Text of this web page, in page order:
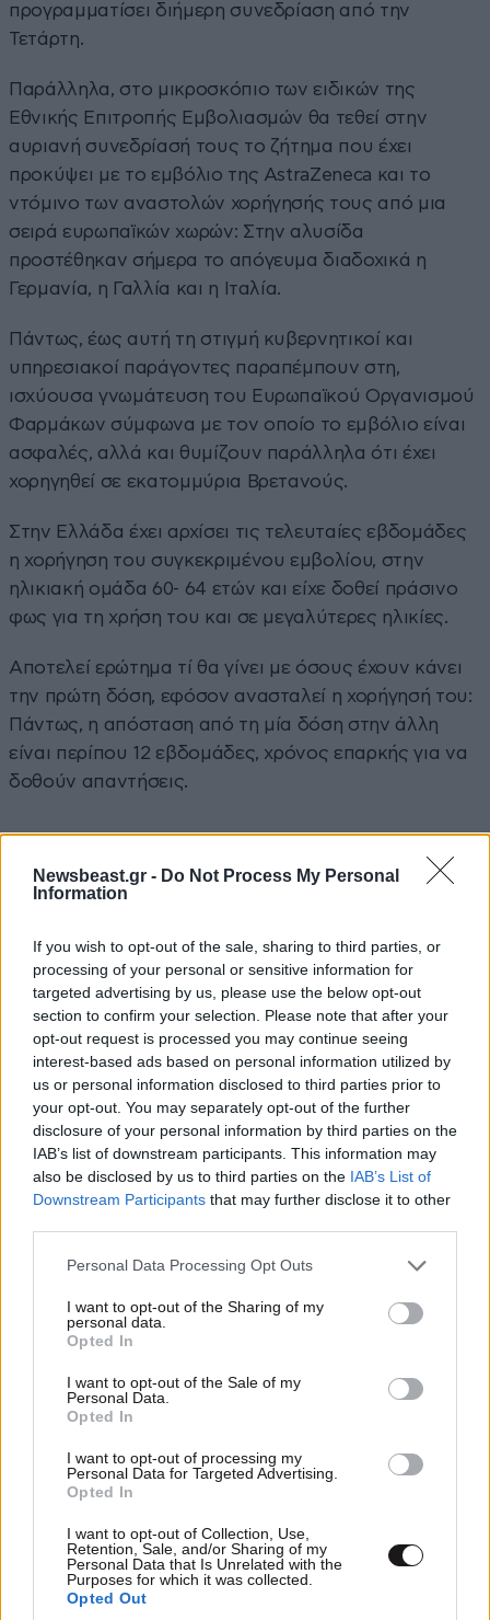
Newsbeast.gr - Do Not Process My Personal
Information
If you wish to opt-out of the sale, sharing to third parties, or
processing of your personal or sensitive information for
targeted advertising by us, please use the below opt-out
section to confirm your selection. Please note that after your
opt-out request is processed you may continue seeing
interest-based ads based on personal information utilized by
us or personal information disclosed to third parties prior to
your opt-out. You may separately opt-out of the further
disclosure of your personal information by third parties on the
IAB’s list of downstream participants. This information may
also be disclosed by us to third parties on the IAB’s List of
Downstream Participants that may further disclose it to other
Please note that this website/app uses one or more Google
not limited to your visit or usage behaviour. You may click to
grant or deny consent to Google and its third-party tags to
use your data for below specified purposes in below Google
consent section.
Personal Data Processing Opt Outs
I want to opt-out of the Sharing of my
personal data.
Opted In
I want to opt-out of the Sale of my
Personal Data.
Opted In
I want to opt-out of processing my
Personal Data for Targeted Advertising.
Opted In
I want to opt-out of Collection, Use,
Retention, Sale, and/or Sharing of my
Personal Data that Is Unrelated with the
Purposes for which it was collected.
Opted Out
προγραμματίσει διήμερη συνεδρίαση από την
Τετάρτη.
Παράλληλα, στο μικροσκόπιο των ειδικών της
Εθνικής Επιτροπής Εμβολιασμών θα τεθεί στην
αυριανή συνεδρίασή τους το ζήτημα που έχει
προκύψει με το εμβόλιο της AstraZeneca και το
ντόμινο των αναστολών χορήγησής τους από μια
σειρά ευρωπαϊκών χωρών: Στην αλυσίδα
προστέθηκαν σήμερα το απόγευμα διαδοχικά η
Γερμανία, η Γαλλία και η Ιταλία.
Πάντως, έως αυτή τη στιγμή κυβερνητικοί και
υπηρεσιακοί παράγοντες παραπέμπουν στη,
ισχύουσα γνωμάτευση του Ευρωπαϊκού Οργανισμού
Φαρμάκων σύμφωνα με τον οποίο το εμβόλιο είναι
ασφαλές, αλλά και θυμίζουν παράλληλα ότι έχει
χορηγηθεί σε εκατομμύρια Βρετανούς.
Στην Ελλάδα έχει αρχίσει τις τελευταίες εβδομάδες
η χορήγηση του συγκεκριμένου εμβολίου, στην
ηλικιακή ομάδα 60- 64 ετών και είχε δοθεί πράσινο
φως για τη χρήση του και σε μεγαλύτερες ηλικίες.
Αποτελεί ερώτημα τί θα γίνει με όσους έχουν κάνει
την πρώτη δόση, εφόσον ανασταλεί η χορήγησή του:
Πάντως, η απόσταση από τη μία δόση στην άλλη
είναι περίπου 12 εβδομάδες, χρόνος επαρκής για να
δοθούν απαντήσεις.
Ιός Δυτικού Νείλου: Σε συναγερμό οι αρχές
στην Αττική – Νέα κρούσματα σε Άλιμο και
Αργυρούπολη – Τα κρίσιμα συμπτώματα